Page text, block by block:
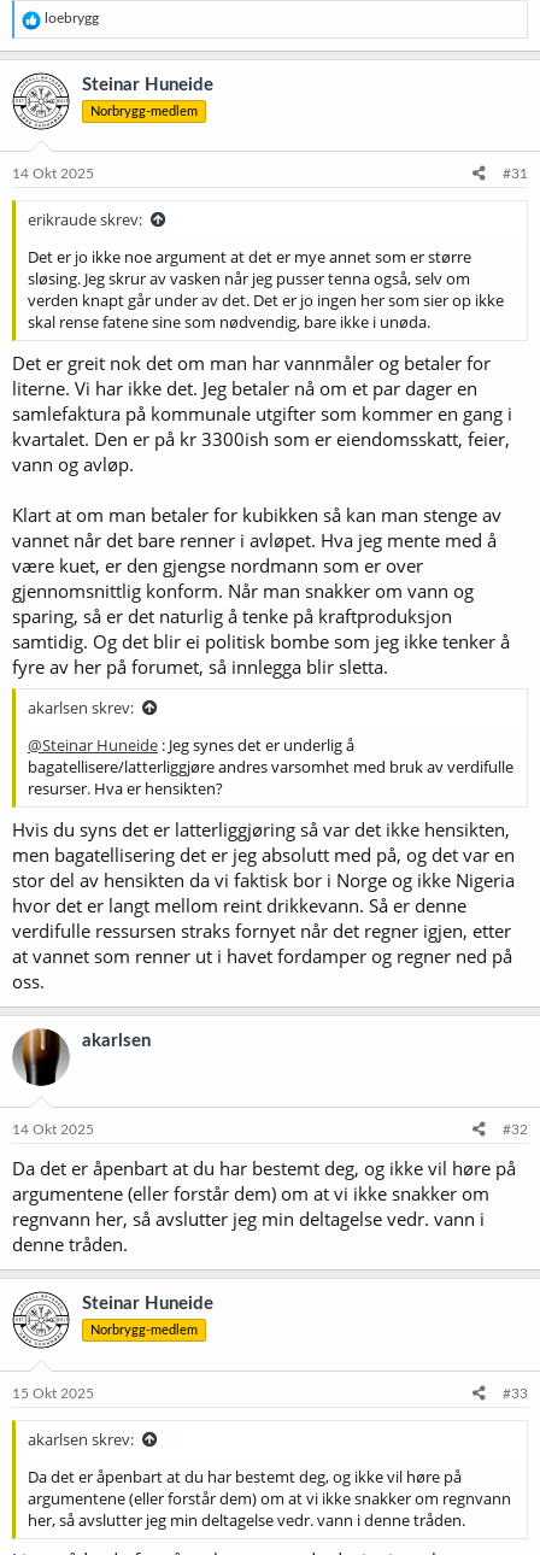
R
e
a
k
s
j
o
e
loebrygg
Steinar Huneide
Norbrygg-medlem
14 Okt 2025 #31
erikraude skrev:
Det er jo ikke noe argument at det er mye annet som er større
sløsing. Jeg skrur av vasken når jeg pusser tenna også, selv om
verden knapt går under av det. Det er jo ingen her som sier op ikke
skal rense fatene sine som nødvendig, bare ikke i unøda.
Det er greit nok det om man har vannmåler og betaler for
literne. Vi har ikke det. Jeg betaler nå om et par dager en
samlefaktura på kommunale utgifter som kommer en gang i
kvartalet. Den er på kr 3300ish som er eiendomsskatt, feier,
vann og avløp.
Klart at om man betaler for kubikken så kan man stenge av
vannet når det bare renner i avløpet. Hva jeg mente med å
være kuet, er den gjengse nordmann som er over
gjennomsnittlig konform. Når man snakker om vann og
sparing, så er det naturlig å tenke på kraftproduksjon
samtidig. Og det blir ei politisk bombe som jeg ikke tenker å
fyre av her på forumet, så innlegga blir sletta.
akarlsen skrev:
@Steinar Huneide : Jeg synes det er underlig å
bagatellisere/latterliggjøre andres varsomhet med bruk av verdifulle
resurser. Hva er hensikten?
Hvis du syns det er latterliggjøring så var det ikke hensikten,
men bagatellisering det er jeg absolutt med på, og det var en
stor del av hensikten da vi faktisk bor i Norge og ikke Nigeria
hvor det er langt mellom reint drikkevann. Så er denne
verdifulle ressursen straks fornyet når det regner igjen, etter
at vannet som renner ut i havet fordamper og regner ned på
oss.
akarlsen
14 Okt 2025 #32
Da det er åpenbart at du har bestemt deg, og ikke vil høre på
argumentene (eller forstår dem) om at vi ikke snakker om
regnvann her, så avslutter jeg min deltagelse vedr. vann i
denne tråden.
Steinar Huneide
Norbrygg-medlem
15 Okt 2025 #33
akarlsen skrev:
Da det er åpenbart at du har bestemt deg, og ikke vil høre på
argumentene (eller forstår dem) om at vi ikke snakker om regnvann
her, så avslutter jeg min deltagelse vedr. vann i denne tråden.